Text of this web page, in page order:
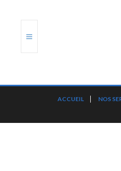
ACCUEIL NOS